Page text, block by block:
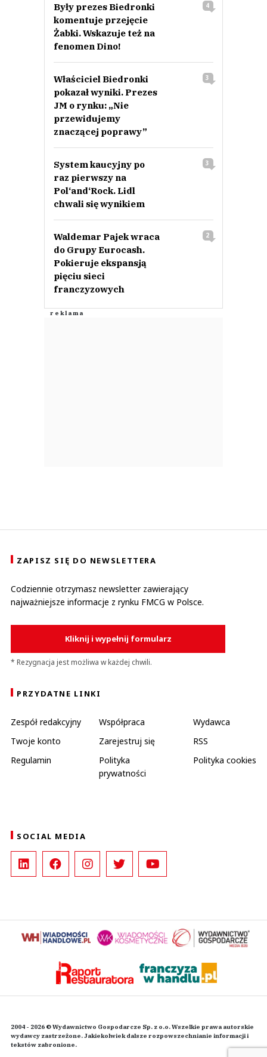
Były prezes Biedronki
komentuje przejęcie
Żabki. Wskazuje też na
fenomen Dino!
4
Właściciel Biedronki
pokazał wyniki. Prezes
JM o rynku: „Nie
przewidujemy
znaczącej poprawy”
3
System kaucyjny po
raz pierwszy na
Pol‘and‘Rock. Lidl
chwali się wynikiem
3
Waldemar Pajek wraca
do Grupy Eurocash.
Pokieruje ekspansją
pięciu sieci
franczyzowych
2
ZAPISZ SIĘ DO NEWSLETTERA
Codziennie otrzymasz newsletter zawierający
najważniejsze informacje z rynku FMCG w Polsce.
Kliknij i wypełnij formularz
* Rezygnacja jest możliwa w każdej chwili.
PRZYDATNE LINKI
Zespół redakcyjny Współpraca
Wydawca
Twoje konto
Zarejestruj się
RSS
Regulamin
Polityka
prywatności
Polityka cookies
SOCIAL MEDIA
2004 - 2026 © Wydawnictwo Gospodarcze Sp. z o.o. Wszelkie prawa autorskie
wydawcy zastrzeżone. Jakiekolwiek dalsze rozpowszechnianie informacji i
tekstów zabronione.